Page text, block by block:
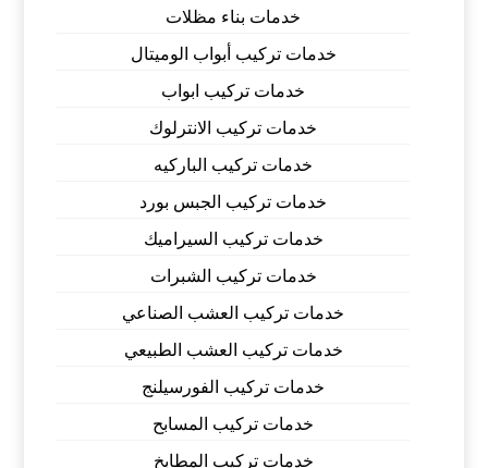
خدمات بناء مظلات
خدمات تركيب أبواب الوميتال
خدمات تركيب ابواب
خدمات تركيب الانترلوك
خدمات تركيب الباركيه
خدمات تركيب الجبس بورد
خدمات تركيب السيراميك
خدمات تركيب الشبرات
خدمات تركيب العشب الصناعي
خدمات تركيب العشب الطبيعي
خدمات تركيب الفورسيلنج
خدمات تركيب المسابح
خدمات تركيب المطابخ